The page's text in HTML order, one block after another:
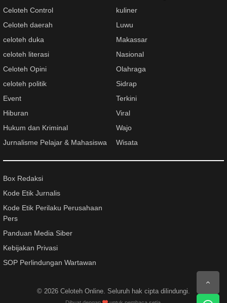
Celoteh Control
Celoteh daerah
celoteh duka
celoteh literasi
Celoteh Opini
celoteh politik
Event
Hiburan
Hukum dan Kriminal
Jurnalisme Pelajar & Mahasiswa
kuliner
Luwu
Makassar
Nasional
Olahraga
Sidrap
Terkini
Viral
Wajo
Wisata
Box Redaksi
Kode Etik Jurnalis
Kode Etik Perilaku Perusahaan
Pers
Panduan Media Siber
Kebijakan Privasi
SOP Perlindungan Wartawan
© 2026 Celoteh Online . Seluruh hak cipta dilindungi.